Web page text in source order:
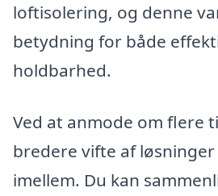
loftisolering, og denne
betydning for både
holdbarhed.
Ved at anmode om flere
bredere vifte af
imellem. Du kan